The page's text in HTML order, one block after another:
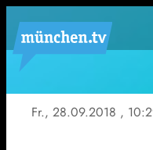
Fr., 28.09.2018 ,